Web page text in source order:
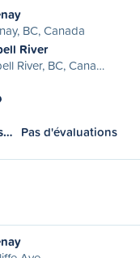
BC, Canada
River
River, BC, Cana…
Pas d'évaluations